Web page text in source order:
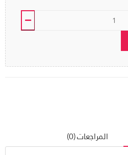
المراجعات (0)